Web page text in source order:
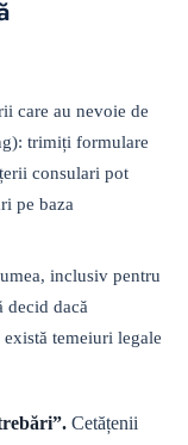
care au nevoie de
trimiți formulare
consulari pot
pe baza
inclusiv pentru
dacă
temeiuri legale
Cetățenii